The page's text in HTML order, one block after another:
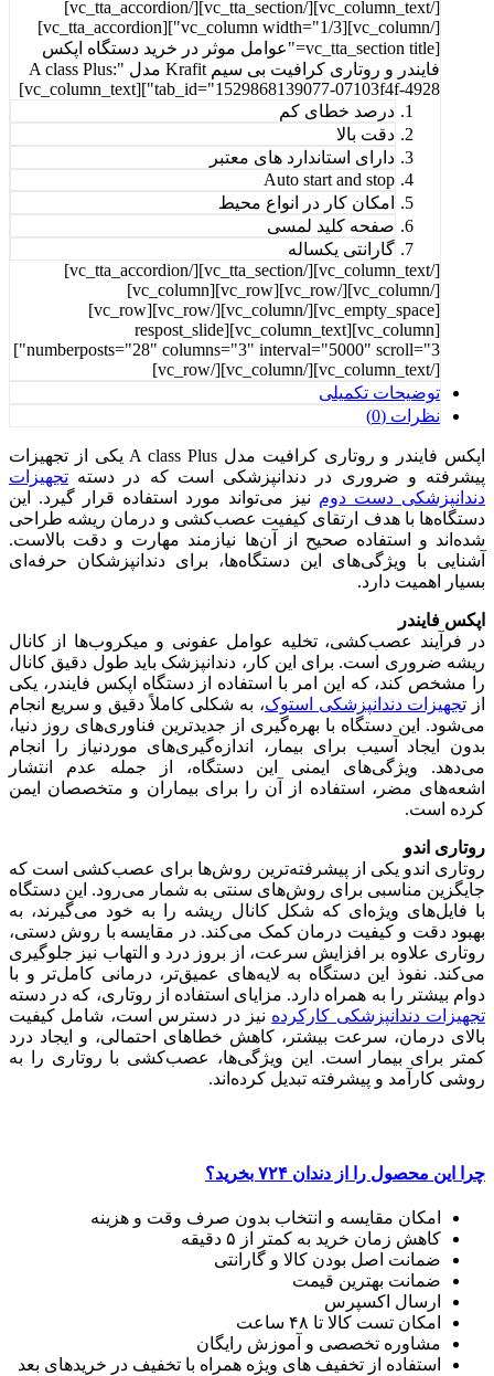
[/vc_column_text][/vc_tta_section][/vc_tta_accordion]
[/vc_column][vc_column width="1/3"][vc_tta_accordion]
[vc_tta_section title="عوامل موثر در خرید دستگاه اپکس
فایندر و روتاری کرافیت بی سیم Krafit مدل A class Plus:"
tab_id="1529868139077-07103f4f-4928"][vc_column_text]
درصد خطای کم
دقت بالا
دارای استاندارد های معتبر
Auto start and stop
امکان کار در انواع محیط
صفحه کلید لمسی
گارانتی یکساله
[/vc_column_text][/vc_tta_section][/vc_tta_accordion]
[/vc_column][/vc_row][vc_row][vc_column]
[vc_empty_space][/vc_column][/vc_row][vc_row]
[vc_column][vc_column_text][respost_slide
numberposts="28" columns="3" interval="5000" scroll="3"]
[/vc_column_text][/vc_column][/vc_row]
توضیحات تکمیلی
نظرات (0)
اپکس فایندر و روتاری کرافیت مدل A class Plus یکی از تجهیزات
پیشرفته و ضروری در دندانپزشکی است که در دسته تجهیزات
دندانپزشکی دست دوم نیز می‌تواند مورد استفاده قرار گیرد. این
دستگاه‌ها با هدف ارتقای کیفیت عصب‌کشی و درمان ریشه طراحی
شده‌اند و استفاده صحیح از آن‌ها نیازمند مهارت و دقت بالاست.
آشنایی با ویژگی‌های این دستگاه‌ها، برای دندانپزشکان حرفه‌ای
بسیار اهمیت دارد.
اپکس فایندر
در فرآیند عصب‌کشی، تخلیه عوامل عفونی و میکروب‌ها از کانال
ریشه ضروری است. برای این کار، دندانپزشک باید طول دقیق کانال
را مشخص کند، که این امر با استفاده از دستگاه اپکس فایندر، یکی
از تجهیزات دندانپزشکی استوک، به شکلی کاملاً دقیق و سریع انجام
می‌شود. این دستگاه با بهره‌گیری از جدیدترین فناوری‌های روز دنیا،
بدون ایجاد آسیب برای بیمار، اندازه‌گیری‌های موردنیاز را انجام
می‌دهد. ویژگی‌های ایمنی این دستگاه، از جمله عدم انتشار
اشعه‌های مضر، استفاده از آن را برای بیماران و متخصصان ایمن
کرده است.
روتاری اندو
روتاری اندو یکی از پیشرفته‌ترین روش‌ها برای عصب‌کشی است که
جایگزین مناسبی برای روش‌های سنتی به شمار می‌رود. این دستگاه
با فایل‌های ویژه‌ای که شکل کانال ریشه را به خود می‌گیرند، به
بهبود دقت و کیفیت درمان کمک می‌کند. در مقایسه با روش دستی،
روتاری علاوه بر افزایش سرعت، از بروز درد و التهاب نیز جلوگیری
می‌کند. نفوذ این دستگاه به لایه‌های عمیق‌تر، درمانی کامل‌تر و با
دوام بیشتر را به همراه دارد. مزایای استفاده از روتاری، که در دسته
تجهیزات دندانپزشکی کارکرده نیز در دسترس است، شامل کیفیت
بالای درمان، سرعت بیشتر، کاهش خطاهای احتمالی، و ایجاد درد
کمتر برای بیمار است. این ویژگی‌ها، عصب‌کشی با روتاری را به
روشی کارآمد و پیشرفته تبدیل کرده‌اند.
چرا این محصول را از دندان ۷۲۴ بخرید؟
امکان مقایسه و انتخاب بدون صرف وقت و هزینه
کاهش زمان خرید به کمتر از ۵ دقیقه
ضمانت اصل بودن کالا و گارانتی
ضمانت بهترین قیمت
ارسال اکسپرس
امکان تست کالا تا ۴۸ ساعت
مشاوره تخصصی و آموزش رایگان
استفاده از تخفیف های ویژه همراه با تخفیف در خرید‌های بعد